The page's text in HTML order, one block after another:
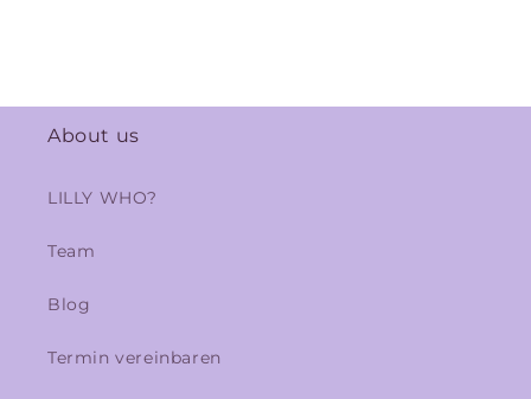
About us
LILLY WHO?
Team
Blog
Termin vereinbaren